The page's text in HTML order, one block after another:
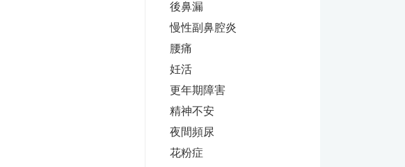
後鼻漏
慢性副鼻腔炎
腰痛
妊活
更年期障害
精神不安
夜間頻尿
花粉症